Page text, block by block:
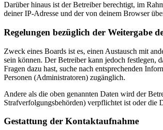
Darüber hinaus ist der Betreiber berechtigt, im
deiner IP-Adresse und der von deinem Browser
Regelungen bezüglich der Weitergabe
Zweck eines Boards ist es, einen Austausch mit
sein können. Der Betreiber kann jedoch festlegen,
Fragen dazu hast, suche nach entsprechenden
Personen (Administratoren) zugänglich.
Andere als die oben genannten Daten wird der
Strafverfolgungsbehörden) verpflichtet ist oder die
Gestattung der Kontaktaufnahme